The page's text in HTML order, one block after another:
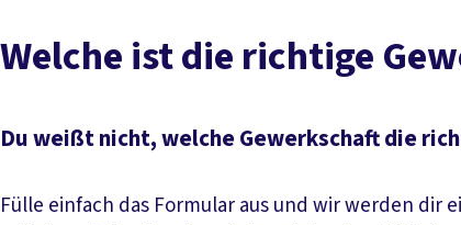
Welche ist die richtige
Du weißt nicht, welche Gewerkschaft die
Fülle einfach das Formular aus und wir werden dir